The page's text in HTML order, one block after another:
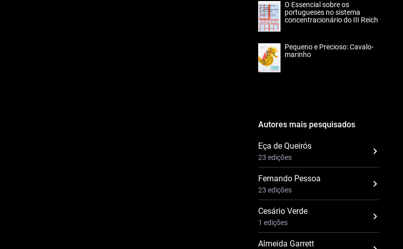
O Essencial sobre os
portugueses no sistema
concentracionário do III Reich
Pequeno e Precioso: Cavalo-
marinho
Autores mais pesquisados
Eça de Queirós
23 edições
Fernando Pessoa
23 edições
Cesário Verde
1 edições
Almeida Garrett